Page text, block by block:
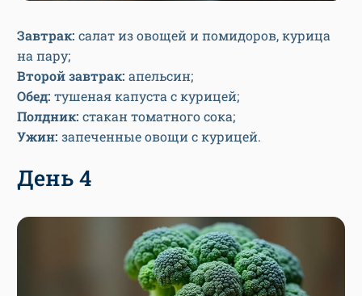
Завтрак: салат из овощей и помидоров, курица
на пару;
Второй завтрак: апельсин;
Обед: тушеная капуста с курицей;
Полдник: стакан томатного сока;
Ужин: запеченные овощи с курицей.
День 4